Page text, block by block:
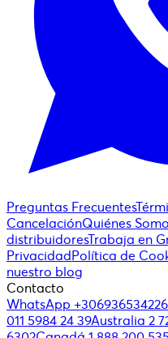
Preguntas Frecuentes
CancelaciónQuiénes
distribuidoresTrabaja en
PrivacidadPolítica de
nuestro blog
Contacto
WhatsApp +306936534226
011 5984 24 39Australia 2